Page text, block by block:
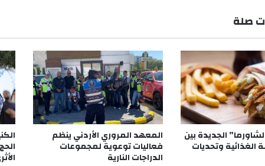
صلة
الجديدة بين
الغذائية وتحديات
المعهد المروري الأردني ينظم
فعاليات توعوية لمجموعات
الدراجات النارية